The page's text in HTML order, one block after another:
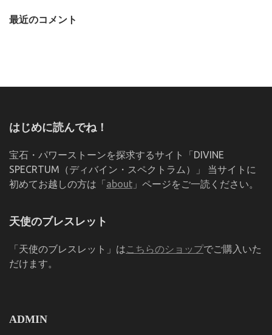
最近のコメント
はじめに読んでね！
宝石・パワーストーンを探求するサイト「DIVINE
SPECRTUM（ディバイン・スペクトラム）」 当サイトに
初めてお越しの方は「about 」ページをご一読ください。
天使のブレスレット
「天使のブレスレット」はこちらのショップでご購入いた
だけます。
ADMIN